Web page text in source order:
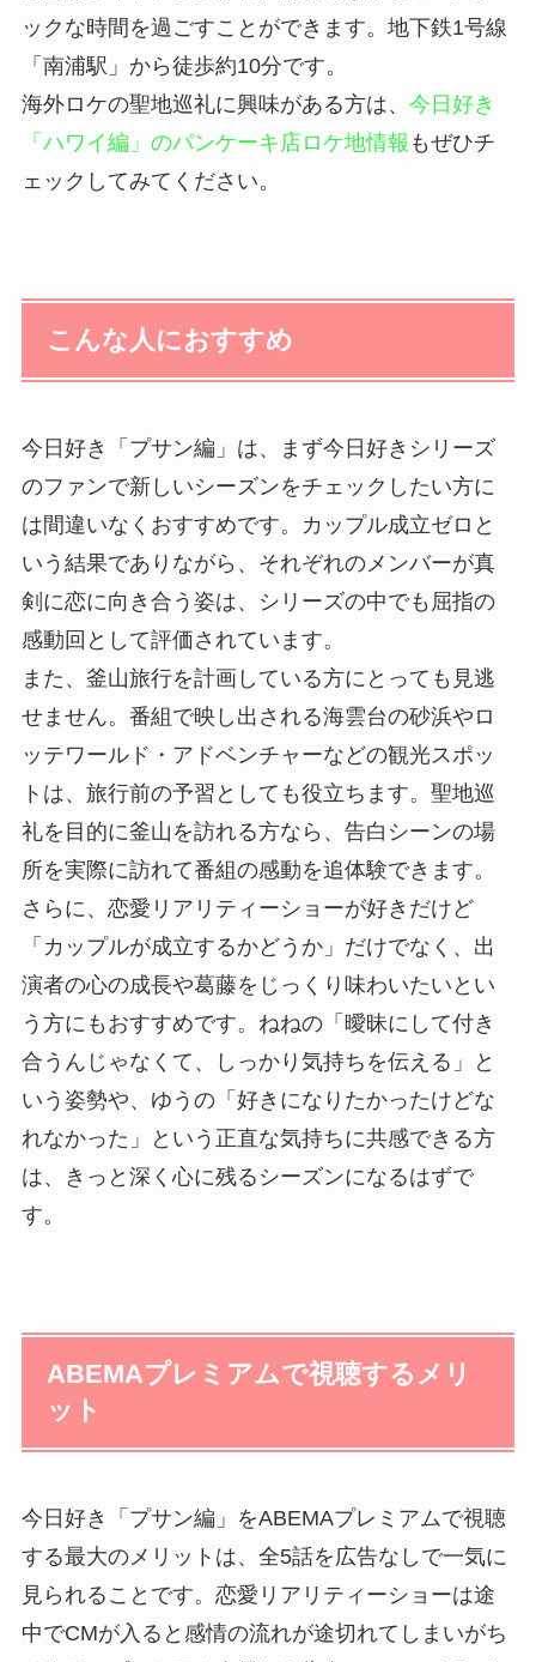
ックな時間を過ごすことができます。地下鉄1号線
「南浦駅」から徒歩約10分です。
海外ロケの聖地巡礼に興味がある方は、 今日好き
「ハワイ編」のパンケーキ店ロケ地情報 もぜひチ
ェックしてみてください。
こんな人におすすめ
今日好き「プサン編」は、まず今日好きシリーズ
のファンで新しいシーズンをチェックしたい方に
は間違いなくおすすめです。カップル成立ゼロと
いう結果でありながら、それぞれのメンバーが真
剣に恋に向き合う姿は、シリーズの中でも屈指の
感動回として評価されています。
また、釜山旅行を計画している方にとっても見逃
せません。番組で映し出される海雲台の砂浜やロ
ッテワールド・アドベンチャーなどの観光スポッ
トは、旅行前の予習としても役立ちます。聖地巡
礼を目的に釜山を訪れる方なら、告白シーンの場
所を実際に訪れて番組の感動を追体験できます。
さらに、恋愛リアリティーショーが好きだけど
「カップルが成立するかどうか」だけでなく、出
演者の心の成長や葛藤をじっくり味わいたいとい
う方にもおすすめです。ねねの「曖昧にして付き
合うんじゃなくて、しっかり気持ちを伝える」と
いう姿勢や、ゆうの「好きになりたかったけどな
れなかった」という正直な気持ちに共感できる方
は、きっと深く心に残るシーズンになるはずで
す。
ABEMAプレミアムで視聴するメリ
ット
今日好き「プサン編」をABEMAプレミアムで視聴
する最大のメリットは、全5話を広告なしで一気に
見られることです。恋愛リアリティーショーは途
中でCMが入ると感情の流れが途切れてしまいがち